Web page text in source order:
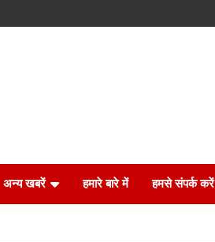
अन्य खबरें हमारे बारे में हमसे संपर्क करें